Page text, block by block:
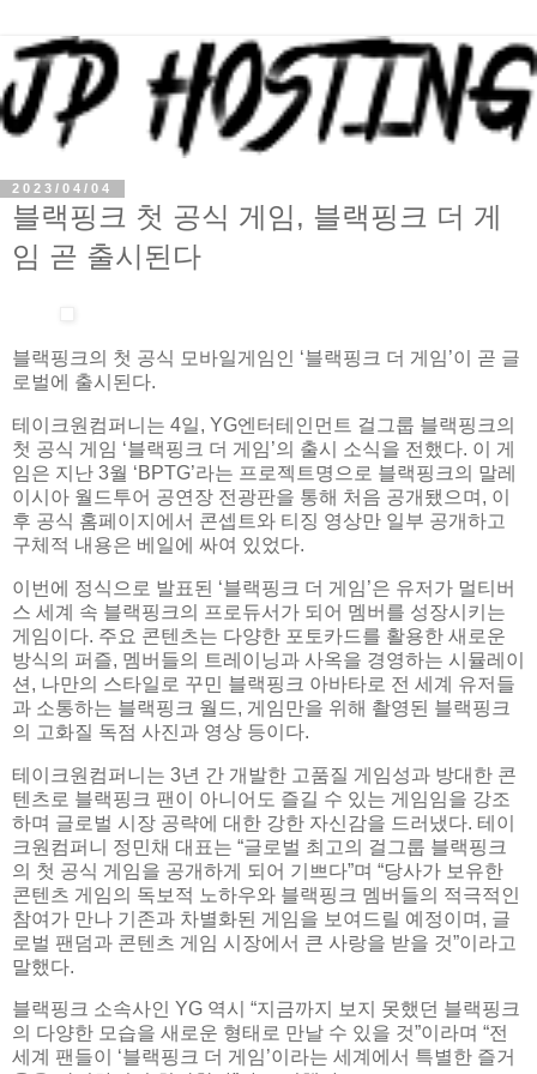
2023/04/04
블랙핑크 첫 공식 게임, 블랙핑크 더 게
임 곧 출시된다
블랙핑크의 첫 공식 모바일게임인 ‘블랙핑크 더 게임’이 곧 글
로벌에 출시된다.
테이크원컴퍼니는 4일, YG엔터테인먼트 걸그룹 블랙핑크의
첫 공식 게임 ‘블랙핑크 더 게임’의 출시 소식을 전했다. 이 게
임은 지난 3월 ‘BPTG’라는 프로젝트명으로 블랙핑크의 말레
이시아 월드투어 공연장 전광판을 통해 처음 공개됐으며, 이
후 공식 홈페이지에서 콘셉트와 티징 영상만 일부 공개하고
구체적 내용은 베일에 싸여 있었다.
이번에 정식으로 발표된 ‘블랙핑크 더 게임’은 유저가 멀티버
스 세계 속 블랙핑크의 프로듀서가 되어 멤버를 성장시키는
게임이다. 주요 콘텐츠는 다양한 포토카드를 활용한 새로운
방식의 퍼즐, 멤버들의 트레이닝과 사옥을 경영하는 시뮬레이
션, 나만의 스타일로 꾸민 블랙핑크 아바타로 전 세계 유저들
과 소통하는 블랙핑크 월드, 게임만을 위해 촬영된 블랙핑크
의 고화질 독점 사진과 영상 등이다.
테이크원컴퍼니는 3년 간 개발한 고품질 게임성과 방대한 콘
텐츠로 블랙핑크 팬이 아니어도 즐길 수 있는 게임임을 강조
하며 글로벌 시장 공략에 대한 강한 자신감을 드러냈다. 테이
크원컴퍼니 정민채 대표는 “글로벌 최고의 걸그룹 블랙핑크
의 첫 공식 게임을 공개하게 되어 기쁘다”며 “당사가 보유한
콘텐츠 게임의 독보적 노하우와 블랙핑크 멤버들의 적극적인
참여가 만나 기존과 차별화된 게임을 보여드릴 예정이며, 글
로벌 팬덤과 콘텐츠 게임 시장에서 큰 사랑을 받을 것”이라고
말했다.
블랙핑크 소속사인 YG 역시 “지금까지 보지 못했던 블랙핑크
의 다양한 모습을 새로운 형태로 만날 수 있을 것”이라며 “전
세계 팬들이 ‘블랙핑크 더 게임’이라는 세계에서 특별한 즐거